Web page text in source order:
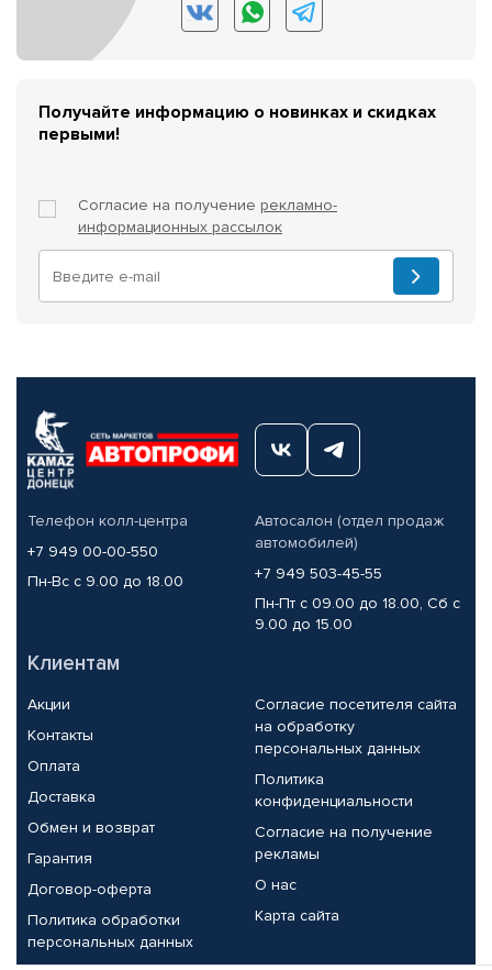
Получайте информацию о новинках и скидках
первыми!
Согласие на получение рекламно-
информационных рассылок
Телефон колл-центра
+7 949 00-00-550
Пн-Вс с 9.00 до 18.00
Автосалон (отдел продаж
автомобилей)
+7 949 503-45-55
Пн-Пт с 09.00 до 18.00, Сб с
9.00 до 15.00
Клиентам
Акции
Контакты
Оплата
Доставка
Обмен и возврат
Гарантия
Договор-оферта
Политика обработки
персональных данных
Согласие посетителя сайта
на обработку
персональных данных
Политика
конфиденциальности
Согласие на получение
рекламы
О нас
Карта сайта